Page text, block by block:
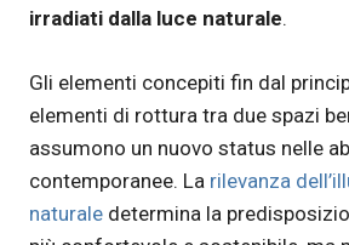
irradiati dalla luce naturale.
Gli elementi concepiti fin dal
elementi di rottura tra due spazi
assumono un nuovo status nelle
contemporanee. La rilevanza
naturale determina la